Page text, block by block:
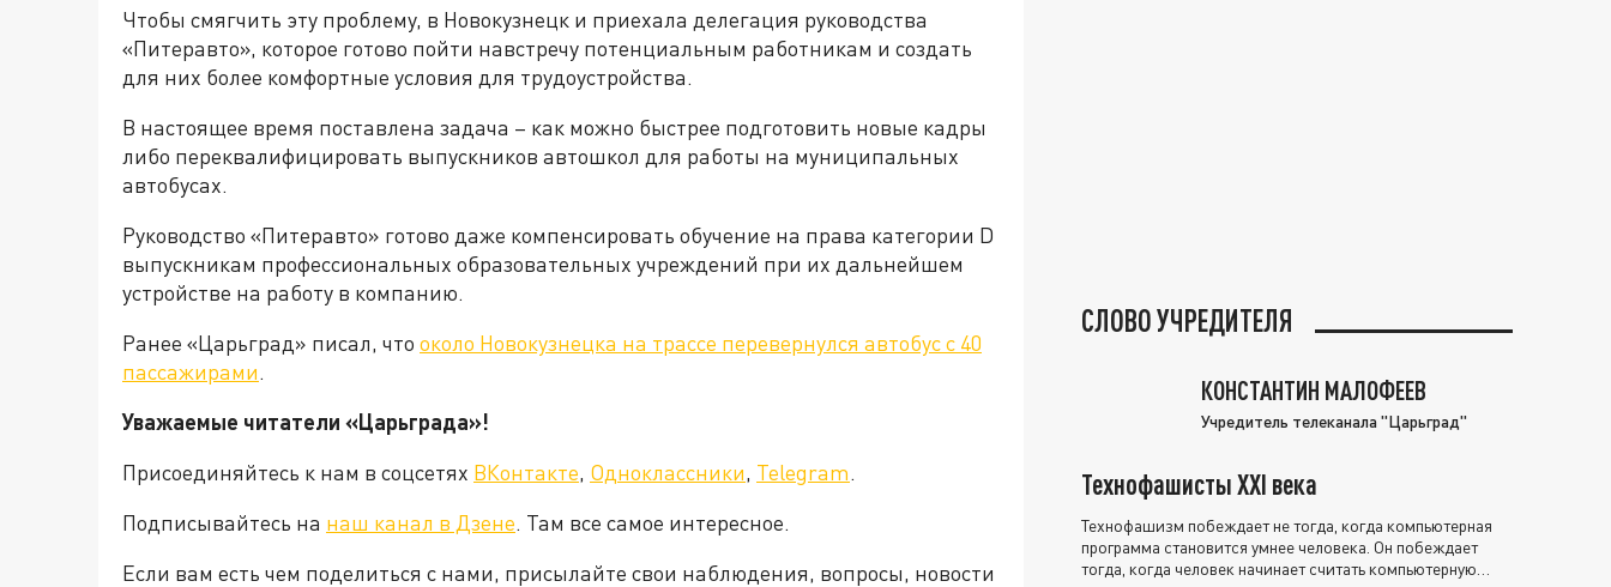
Чтобы смягчить эту проблему, в Новокузнецк и приехала делегация руководства
«Питеравто», которое готово пойти навстречу потенциальным работникам и создать
для них более комфортные условия для трудоустройства.
В настоящее время поставлена задача – как можно быстрее подготовить новые кадры
либо переквалифицировать выпускников автошкол для работы на муниципальных
автобусах.
Руководство «Питеравто» готово даже компенсировать обучение на права категории D
выпускникам профессиональных образовательных учреждений при их дальнейшем
устройстве на работу в компанию.
Ранее «Царьград» писал, что около Новокузнецка на трассе перевернулся автобус с 40
пассажирами.
Уважаемые читатели «Царьграда»!
Присоединяйтесь к нам в соцсетях ВКонтакте, Одноклассники, Telegram.
Подписывайтесь на наш канал в Дзене. Там все самое интересное.
Если вам есть чем поделиться с нами, присылайте свои наблюдения, вопросы, новости
СЛОВО УЧРЕДИТЕЛЯ
КОНСТАНТИН МАЛОФЕЕВ
Учредитель телеканала "Царьград"
Технофашисты XXI века
Технофашизм побеждает не тогда, когда компьютерная
программа становится умнее человека. Он побеждает
тогда, когда человек начинает считать компьютерную